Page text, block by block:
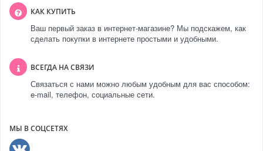
КАК КУПИТЬ
Ваш первый заказ в интернет-магазине? Мы подскажем, как
сделать покупки в интернете простыми и удобными.
ВСЕГДА НА СВЯЗИ
Связаться с нами можно любым удобным для вас способом:
e-mail, телефон, социальные сети.
МЫ В СОЦСЕТЯХ